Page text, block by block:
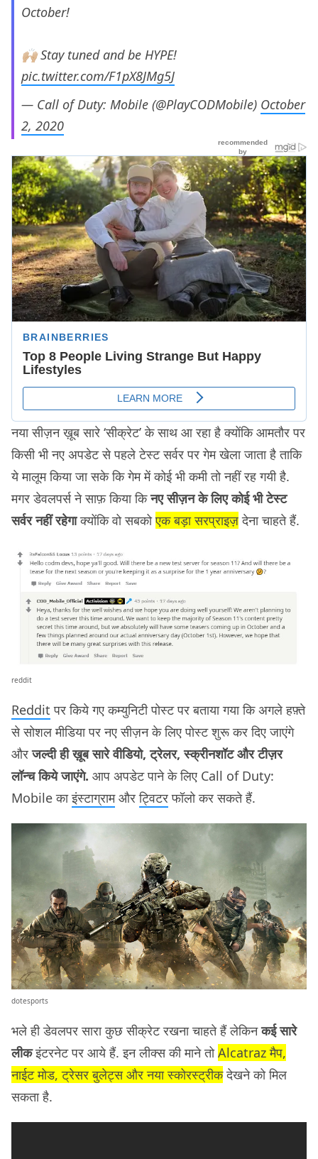
October!⁣
🙌🏼 Stay tuned and be HYPE!
pic.twitter.com/F1pX8JMg5J
— Call of Duty: Mobile (@PlayCODMobile) October
2, 2020
नया सीज़न ख़ूब सारे ‘सीक्रेट’ के साथ आ रहा है क्योंकि आमतौर पर
किसी भी नए अपडेट से पहले टेस्ट सर्वर पर गेम खेला जाता है ताकि
ये मालूम किया जा सके कि गेम में कोई भी कमी तो नहीं रह गयी है.
मगर डेवलपर्स ने साफ़ किया किनए सीज़न के लिए कोई भी टेस्ट
सर्वर नहीं रहेगाक्योंकि वो सबकोएक बड़ा सरप्राइज़देना चाहते हैं.
reddit
Reddit पर किये गए कम्युनिटी पोस्ट पर बताया गया कि अगले हफ़्ते
से सोशल मीडिया पर नए सीज़न के लिए पोस्ट शुरू कर दिए जाएंगे
औरजल्दी ही ख़ूब सारे वीडियो, ट्रेलर, स्क्रीनशॉट और टीज़र
लॉन्च किये जाएंगे. आप अपडेट पाने के लिए Call of Duty:
Mobile काइंस्टाग्रामऔरट्विटरफॉलो कर सकते हैं.
dotesports
भले ही डेवलपर सारा कुछ सीक्रेट रखना चाहते हैं लेकिनकई सारे
लीकइंटरनेट पर आये हैं. इन लीक्स की माने तोAlcatraz मैप,
नाईट मोड, ट्रेसर बुलेट्स और नया स्कोरस्ट्रीकदेखने को मिल
सकता है.